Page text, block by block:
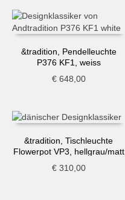
&tradition, Pendelleuchte
P376 KF1, weiss
€648,00
&tradition, Tischleuchte
Flowerpot VP3, hellgrau/matt
€310,00